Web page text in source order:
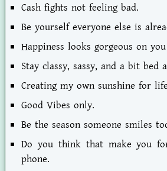
Cash fights not feeling bad.
Be yourself everyone else is
Happiness looks gorgeous on
Stay classy, sassy, and a bit bed
Creating my own sunshine for
Good Vibes only.
Be the season someone smiles
Do you think that make you
phone.